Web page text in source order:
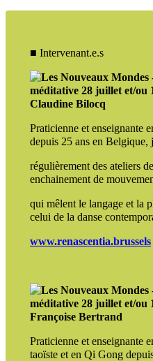
■ Intervenant.e.s
Claudine Bilocq
Praticienne et enseignante
depuis 25 ans en Belgique,
régulièrement des ateliers
enchainement de
qui mêlent le langage et la
celui de la danse
www.renascentia.brussels
Françoise Bertrand
Praticienne et enseignante
taoïste et en Qi Gong